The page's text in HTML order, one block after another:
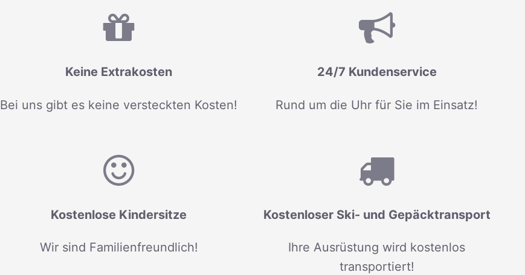
Keine Extrakosten
Bei uns gibt es keine versteckten Kosten!
24/7 Kundenservice
Rund um die Uhr für Sie im Einsatz!
Kostenlose Kindersitze
Wir sind Familienfreundlich!
Kostenloser Ski- und Gepäcktransport
Ihre Ausrüstung wird kostenlos
transportiert!